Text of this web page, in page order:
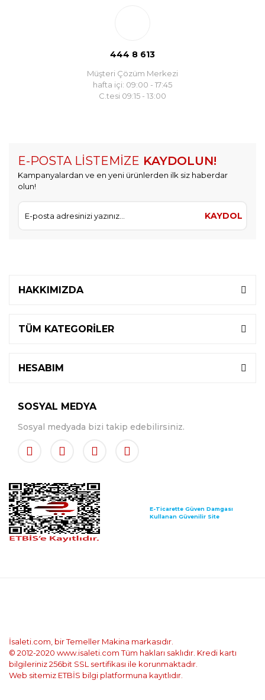
444 8 613
Müşteri Çözüm Merkezi
hafta içi: 09:00 - 17:45
C.tesi 09:15 - 13:00
E-POSTA LİSTEMİZE KAYDOLUN!
Kampanyalardan ve en yeni ürünlerden ilk siz haberdar
olun!
KAYDOL
HAKKIMIZDA
TÜM KATEGORİLER
HESABIM
SOSYAL MEDYA
Sosyal medyada bizi takip edebilirsiniz.
E-Ticarette Güven Damgası
Kullanan Güvenilir Site
İsaleti.com, bir Temeller Makina markasıdır.
© 2012-2020 www.isaleti.com Tüm hakları saklıdır. Kredi kartı
bilgileriniz 256bit SSL sertifikası ile korunmaktadır.
Web sitemiz ETBİS bilgi platformuna kayıtlıdır.